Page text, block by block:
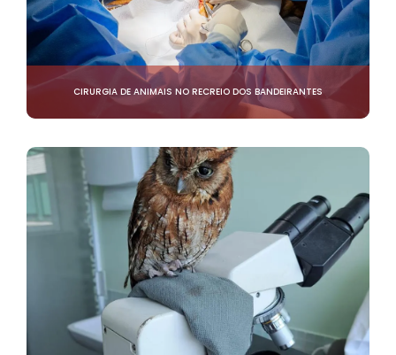
CIRURGIA DE ANIMAIS NO RECREIO DOS BANDEIRANTES